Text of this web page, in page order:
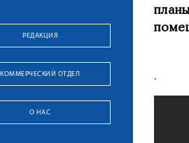
РЕДАКЦИЯ
КОММЕРЧЕСКИЙ ОТДЕЛ
О НАС
.